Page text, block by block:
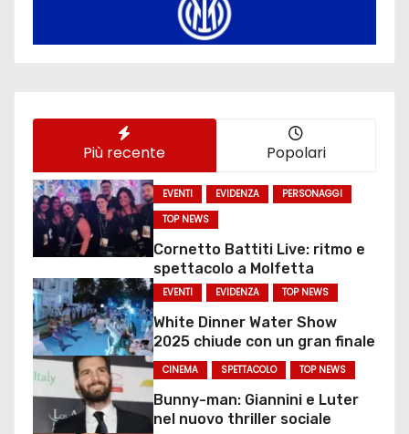
Più recente Popolari
EVENTI EVIDENZA
PERSONAGGI
TOP NEWS
Cornetto Battiti Live: ritmo e
spettacolo a Molfetta
EVENTI EVIDENZA TOP NEWS
White Dinner Water Show
2025 chiude con un gran finale
CINEMA SPETTACOLO TOP NEWS
Bunny-man: Giannini e Luter
nel nuovo thriller sociale